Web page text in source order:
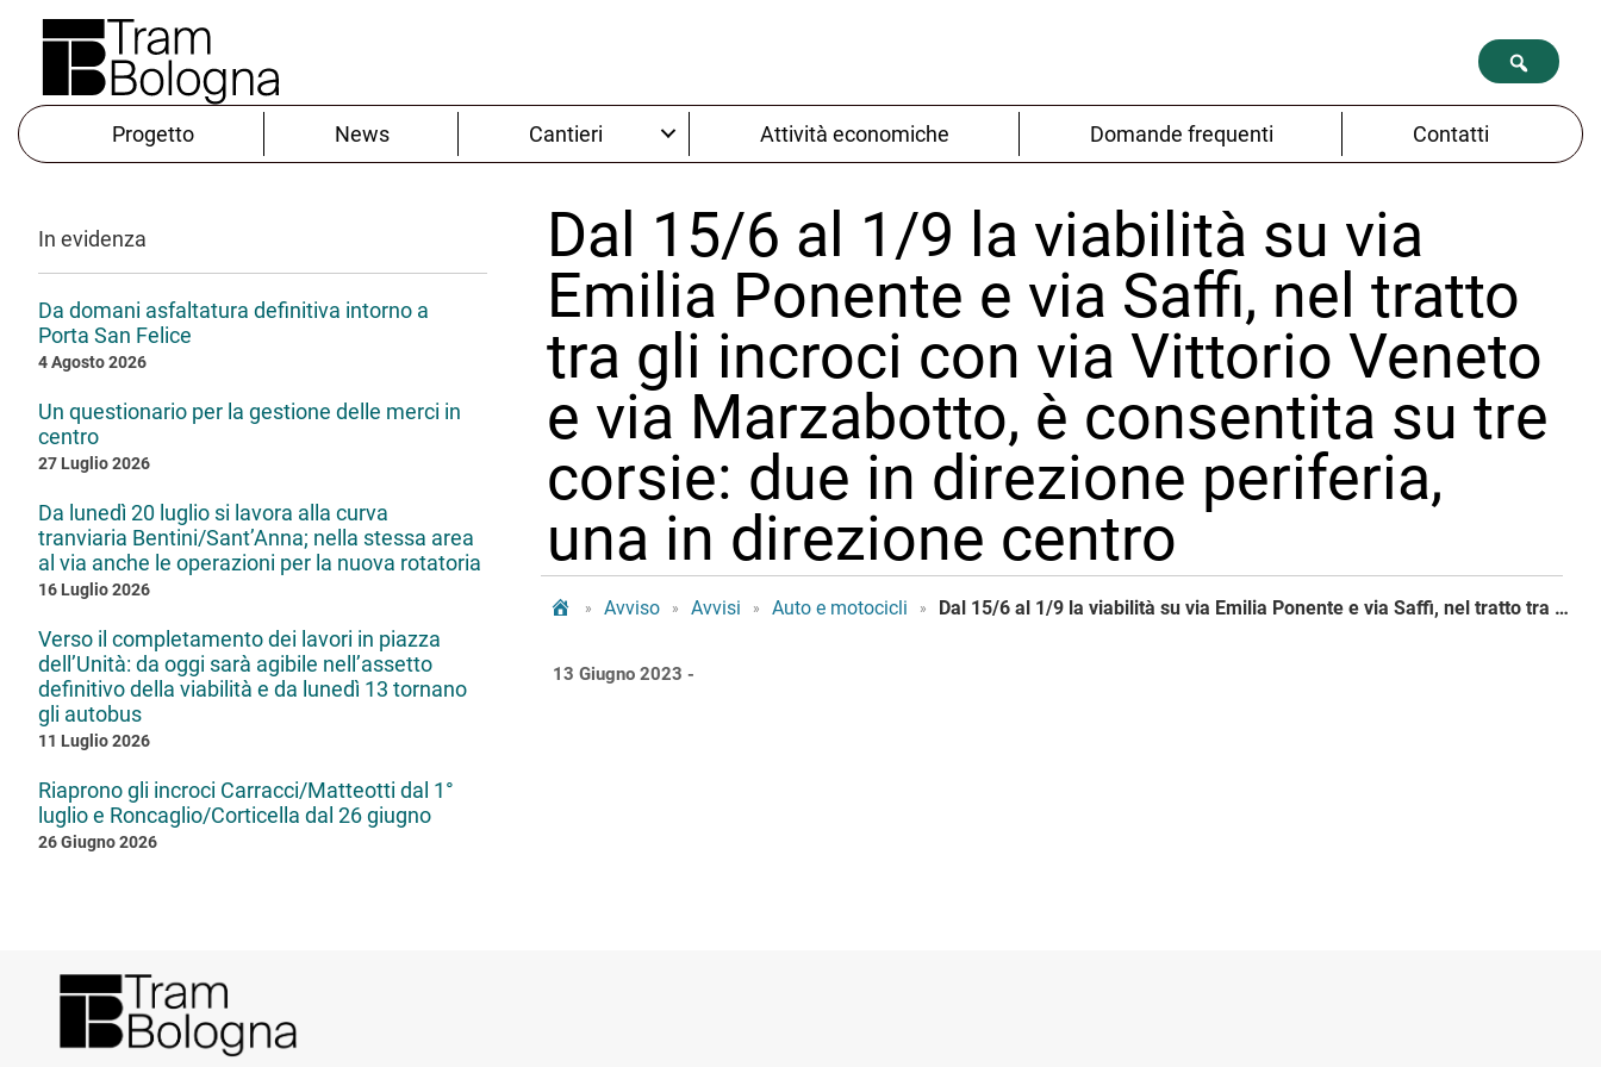
Progetto News Cantieri Attività economiche Domande frequenti Contatti
In evidenza
Da domani asfaltatura definitiva intorno a
Porta San Felice
4 Agosto 2026
Un questionario per la gestione delle merci in
centro
27 Luglio 2026
Da lunedì 20 luglio si lavora alla curva
tranviaria Bentini/Sant’Anna; nella stessa area
al via anche le operazioni per la nuova rotatoria
16 Luglio 2026
Verso il completamento dei lavori in piazza
dell’Unità: da oggi sarà agibile nell’assetto
definitivo della viabilità e da lunedì 13 tornano
gli autobus
11 Luglio 2026
Riaprono gli incroci Carracci/Matteotti dal 1°
luglio e Roncaglio/Corticella dal 26 giugno
26 Giugno 2026
Dal 15/6 al 1/9 la viabilità su via
Emilia Ponente e via Saffi, nel tratto
tra gli incroci con via Vittorio Veneto
e via Marzabotto, è consentita su tre
corsie: due in direzione periferia,
una in direzione centro
Tram Bologna
» Avviso » Avvisi » Auto e motocicli » Dal 15/6 al 1/9 la viabilità su via Emilia Ponente e via Saffi, nel tratto tra gli incroci con via Vittorio Veneto e via Marzabotto, è consentita su tre corsie: due in direzione periferia, una in direzione centro
13 Giugno 2023 -